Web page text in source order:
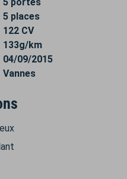
5 places
122 CV
133g/km
04/09/2015
Vannes